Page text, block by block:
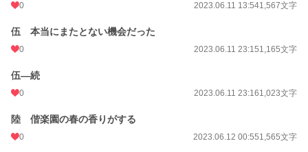
0 2023.06.11 13:541,567文字
伍 本当にまたとない機会だった
0 2023.06.11 23:151,165文字
伍―続
0 2023.06.11 23:161,023文字
陸 偕楽園の春の香りがする
0 2023.06.12 00:551,565文字